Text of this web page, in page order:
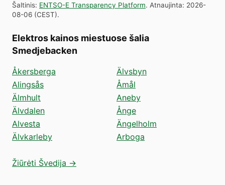
Šaltinis: ENTSO-E Transparency Platform. Atnaujinta: 2026-
08-06 (CEST).
Elektros kainos miestuose šalia
Smedjebacken
Åkersberga
Alingsås
Älmhult
Älvdalen
Alvesta
Älvkarleby
Älvsbyn
Åmål
Aneby
Ånge
Ängelholm
Arboga
Žiūrėti Švedija →